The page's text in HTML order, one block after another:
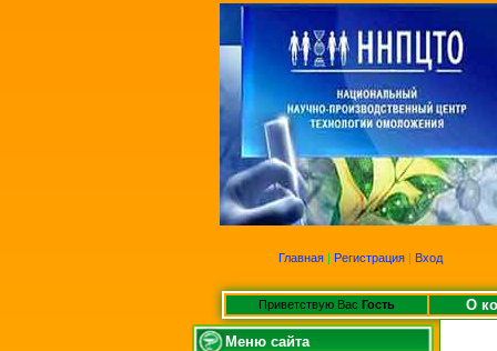
Главная | Регистрация | Вход
Приветствую Вас Гость О
Меню сайта